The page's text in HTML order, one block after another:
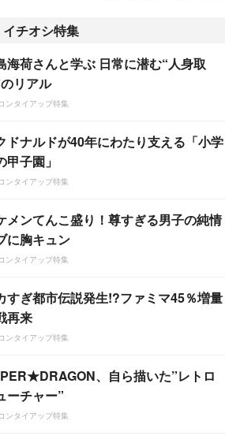
チオシ特集
海荷さんと学ぶ 日常に潜む“人身取
リアル
ンタイアップ特集
ドナルドが40年にわたり支える「小学
甲子園」
ンタイアップ特集
メンてんこ盛り！尊すぎる男子の純情
に胸キュン
ンタイアップ特集
すぎ都市伝説発生!?ファミマ45％増量
再来
ンタイアップ特集
、自ら描いた”レトロ
ーチャー”
ンタイアップ特集